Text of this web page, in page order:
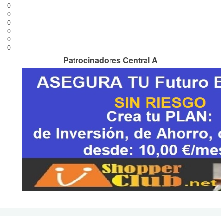
0
0
0
0
0
0
Patrocinadores Central A